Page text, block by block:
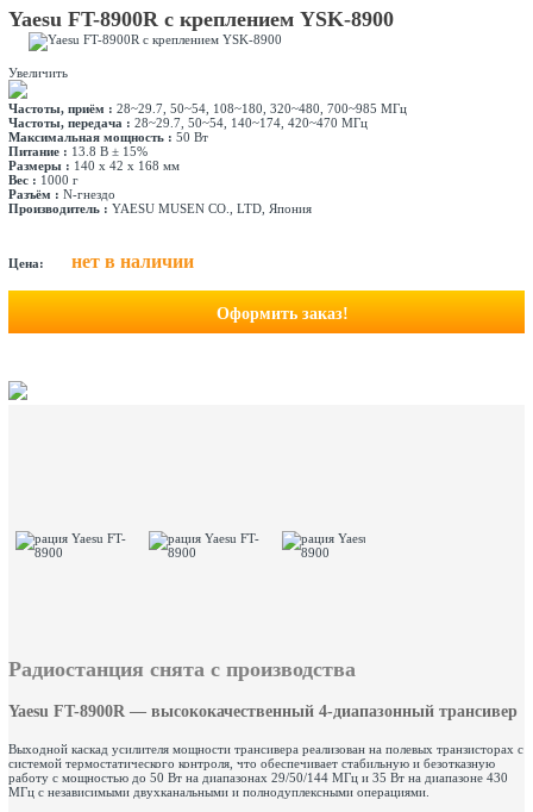
Yaesu FT-8900R с креплением YSK-8900
Увеличить
Частоты, приём : 28~29.7, 50~54, 108~180, 320~480, 700~985 МГц
Частоты, передача : 28~29.7, 50~54, 140~174, 420~470 МГц
Максимальная мощность : 50 Вт
Питание : 13.8 В ± 15%
Размеры : 140 х 42 х 168 мм
Вес : 1000 г
Разъём : N-гнездо
Производитель : YAESU MUSEN CO., LTD, Япония
Цена: нет в наличии
Оформить заказ!
Радиостанция снята с производства
Yaesu FT-8900R — высококачественный 4-диапазонный трансивер
Выходной каскад усилителя мощности трансивера реализован на полевых транзисторах с
системой термостатического контроля, что обеспечивает стабильную и безотказную
работу с мощностью до 50 Вт на диапазонах 29/50/144 МГц и 35 Вт на диапазоне 430
МГц с независимыми двухканальными и полнодуплексными операциями.